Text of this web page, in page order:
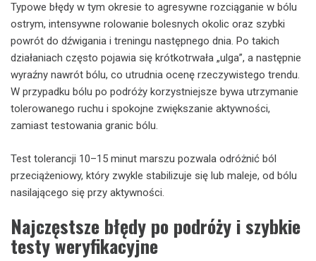
Typowe błędy w tym okresie to agresywne rozciąganie w bólu
ostrym, intensywne rolowanie bolesnych okolic oraz szybki
powrót do dźwigania i treningu następnego dnia. Po takich
działaniach często pojawia się krótkotrwała „ulga”, a następnie
wyraźny nawrót bólu, co utrudnia ocenę rzeczywistego trendu.
W przypadku bólu po podróży korzystniejsze bywa utrzymanie
tolerowanego ruchu i spokojne zwiększanie aktywności,
zamiast testowania granic bólu.
Test tolerancji 10–15 minut marszu pozwala odróżnić ból
przeciążeniowy, który zwykle stabilizuje się lub maleje, od bólu
nasilającego się przy aktywności.
Najczęstsze błędy po podróży i szybkie
testy weryfikacyjne